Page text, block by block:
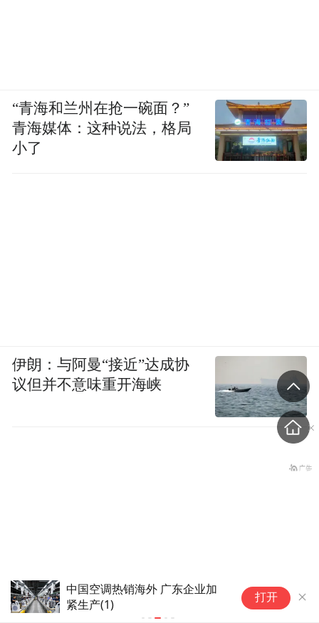
伊朗战事打不下去了？美军参联
会主席力主“翻篇”
打开
“青海和兰州在抢一碗面？”
青海媒体：这种说法，格局
小了
伊朗：与阿曼“接近”达成协
议但并不意味重开海峡
10多万人报名的考试，成绩